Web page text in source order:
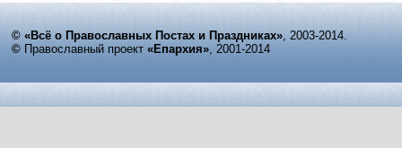
© «Всё о Православных Постах и Праздниках», 2003-2014.
© Православный проект «Епархия», 2001-2014